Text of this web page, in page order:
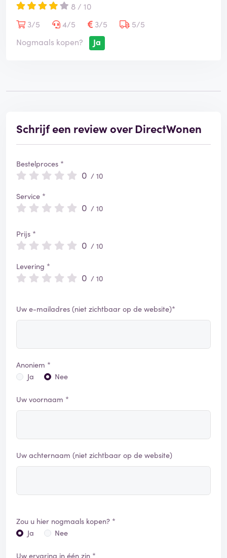
8 / 10
3/5
4/5 3/5
5/5
Nogmaals kopen?
Ja
Schrijf een review over DirectWonen
Bestelproces *
0 / 10
Service *
0 / 10
Prijs *
0 / 10
Levering *
0 / 10
Uw e-mailadres (niet zichtbaar op de website)*
Anoniem *
Ja
Nee
Uw voornaam *
Uw achternaam (niet zichtbaar op de website)
Zou u hier nogmaals kopen? *
Ja
Nee
Uw ervaring in één zin *